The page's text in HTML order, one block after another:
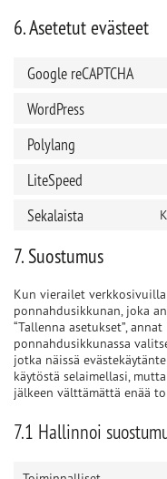
6. Asetetut evästeet
Google reCAPTCHA
WordPress
Polylang
LiteSpeed
Sekalaista
7. Suostumus
Kun vierailet
ponnahdusikkunan, joka
“Tallenna asetukset”,
ponnahdusikkunassa
jotka näissä
käytöstä selaimellasi,
jälkeen välttämättä enää
7.1 Hallinnoi